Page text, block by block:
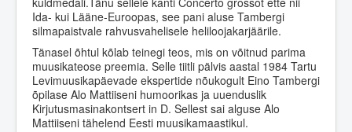
Ida- kui Lääne-Euroopas, see pani aluse Tambergi
silmapaistvale rahvusvahelisele heliloojakarjäärile.
Tänasel õhtul kõlab teinegi teos, mis on võitnud parima
muusikateose preemia. Selle tiitli pälvis aastal 1984 Tartu
Levimuusikapäevade ekspertide nõukogult Eino Tambergi
õpilase Alo Mattiiseni humoorikas ja uuenduslik
Kirjutusmasinakontsert in D. Sellest sai alguse Alo
Mattiiseni tähelend Eesti muusikamaastikul.